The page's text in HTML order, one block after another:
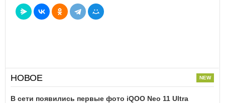
НОВОЕ
В сети появились первые фото iQOO Neo 11 Ultra